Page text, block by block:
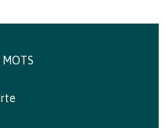
MOTS